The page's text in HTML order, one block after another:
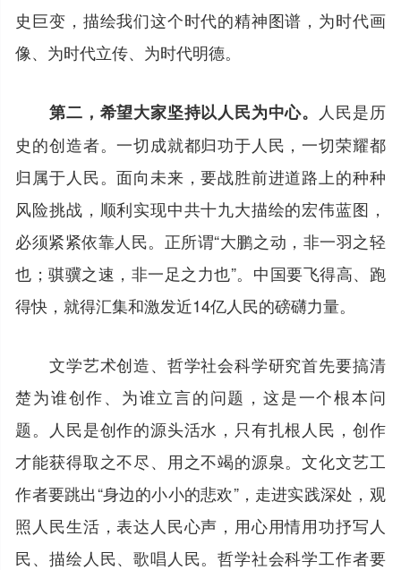
史巨变，描绘我们这个时代的精神图谱，为时代画
像、为时代立传、为时代明德。
第二，希望大家坚持以人民为中心。
人民是历
史的创造者。一切成就都归功于人民，一切荣耀都
归属于人民。面向未来，要战胜前进道路上的种种
风险挑战，顺利实现中共十九大描绘的宏伟蓝图，
必须紧紧依靠人民。正所谓“大鹏之动，非一羽之轻
也；骐骥之速，非一足之力也”。中国要飞得高、跑
得快，就得汇集和激发近14亿人民的磅礴力量。
文学艺术创造、哲学社会科学研究首先要搞清
楚为谁创作、为谁立言的问题，这是一个根本问
题。人民是创作的源头活水，只有扎根人民，创作
才能获得取之不尽、用之不竭的源泉。文化文艺工
作者要跳出“身边的小小的悲欢”，走进实践深处，观
照人民生活，表达人民心声，用心用情用功抒写人
民、描绘人民、歌唱人民。哲学社会科学工作者要